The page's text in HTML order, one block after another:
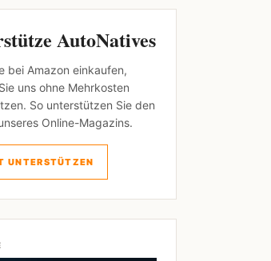
AutoNatives
bei Amazon einkaufen,
uns ohne Mehrkosten
So unterstützen Sie den
Online-Magazins.
UNTERSTÜTZEN